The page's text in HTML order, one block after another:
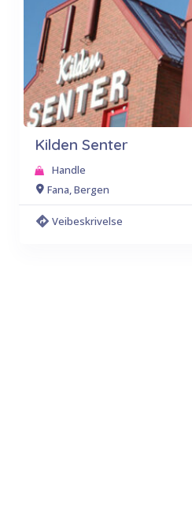
Kilden Senter
Handle
Fana, Bergen
Veibeskrivelse